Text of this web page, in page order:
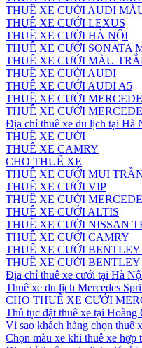
THUÊ XE CƯỚI AUDI
THUÊ XE CƯỚI LEXUS
THUÊ XE CƯỚI HÀ NỘI
THUÊ XE CƯỚI SONATA
THUÊ XE CƯỚI MÀU
THUÊ XE CƯỚI AUDI
THUÊ XE CƯỚI AUDI A5
THUÊ XE CƯỚI
THUÊ XE CƯỚI
Địa chỉ thuê xe du lịch tại Hà
THUÊ XE CƯỚI
THUÊ XE CAMRY
CHO THUÊ XE
THUÊ XE CƯỚI MUI
THUÊ XE CƯỚI VIP
THUÊ XE CƯỚI
THUÊ XE CƯỚI ALTIS
THUÊ XE CƯỚI NISSAN
THUÊ XE CƯỚI CAMRY
THUÊ XE CƯỚI
THUÊ XE CƯỚI BENTLEY
Địa chỉ thuê xe cưới tại Hà
Thuê xe du lịch Mercedes
CHO THUÊ XE CƯỚI
Thủ tục đặt thuê xe tại Hoàng
Vì sao khách hàng chọn thuê
Chọn màu xe khi thuê xe hợp